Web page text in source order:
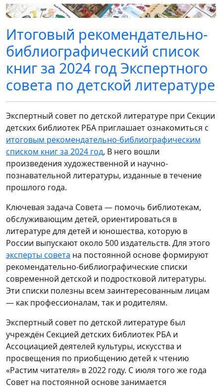
Итоговый рекомендательно-
библиографический список
книг за 2024 год Экспертного
совета по детской литературе
Экспертный совет по детской литературе при Секции
детских библиотек РБА приглашает ознакомиться с
итоговым рекомендательно-библиографическим
списком книг за 2024 год, В него вошли
произведения художественной и научно-
познавательной литературы, изданные в течение
прошлого года.
Ключевая задача Совета — помочь библиотекам,
обслуживающим детей, ориентироваться в
литературе для детей и юношества, которую в
России выпускают около 500 издательств. Для этого
эксперты совета на постоянной основе формируют
рекомендательно-библиографические списки
современной детской и подростковой литературы.
Эти списки полезны всем заинтересованным лицам
— как профессионалам, так и родителям.
Экспертный совет по детской литературе был
учреждён Секцией детских библиотек РБА и
Ассоциацией деятелей культуры, искусства и
просвещения по приобщению детей к чтению
«Растим читателя» в 2022 году. С июля того же года
Совет на постоянной основе занимается